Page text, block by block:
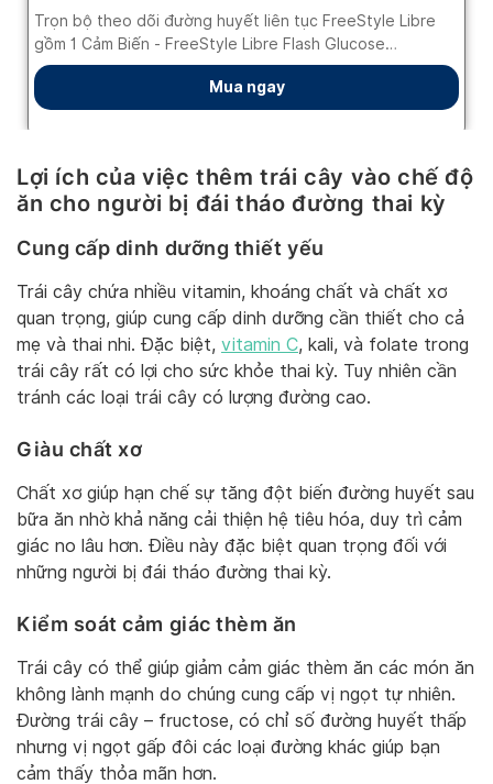
Lợi ích của việc thêm trái cây vào chế độ
ăn cho người bị đái tháo đường thai kỳ
Cung cấp dinh dưỡng thiết yếu
Trái cây chứa nhiều vitamin, khoáng chất và chất xơ
quan trọng, giúp cung cấp dinh dưỡng cần thiết cho cả
mẹ và thai nhi. Đặc biệt, vitamin C, kali, và folate trong
trái cây rất có lợi cho sức khỏe thai kỳ. Tuy nhiên cần
tránh các loại trái cây có lượng đường cao.
Giàu chất xơ
Chất xơ giúp hạn chế sự tăng đột biến đường huyết sau
bữa ăn nhờ khả năng cải thiện hệ tiêu hóa, duy trì cảm
giác no lâu hơn. Điều này đặc biệt quan trọng đối với
những người bị đái tháo đường thai kỳ.
Kiểm soát cảm giác thèm ăn
Trái cây có thể giúp giảm cảm giác thèm ăn các món ăn
không lành mạnh do chúng cung cấp vị ngọt tự nhiên.
Đường trái cây – fructose, có chỉ số đường huyết thấp
nhưng vị ngọt gấp đôi các loại đường khác giúp bạn
cảm thấy thỏa mãn hơn.